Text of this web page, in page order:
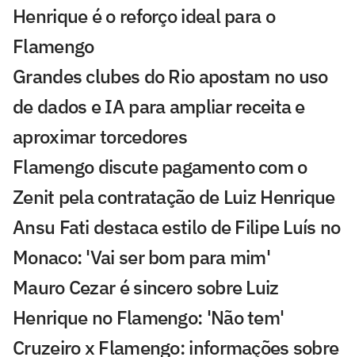
Henrique é o reforço ideal para o
Flamengo
Grandes clubes do Rio apostam no uso
de dados e IA para ampliar receita e
aproximar torcedores
Flamengo discute pagamento com o
Zenit pela contratação de Luiz Henrique
Ansu Fati destaca estilo de Filipe Luís no
Monaco: 'Vai ser bom para mim'
Mauro Cezar é sincero sobre Luiz
Henrique no Flamengo: 'Não tem'
Cruzeiro x Flamengo: informações sobre